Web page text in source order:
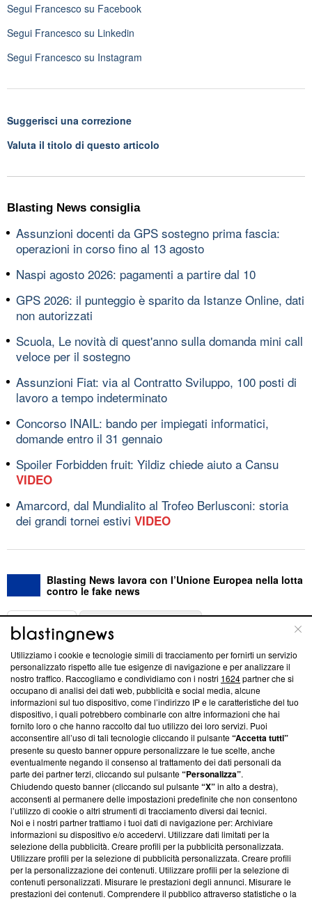
Segui Francesco su Facebook
Segui Francesco su Linkedin
Segui Francesco su Instagram
Suggerisci una correzione
Valuta il titolo di questo articolo
Blasting News consiglia
Assunzioni docenti da GPS sostegno prima fascia:
operazioni in corso fino al 13 agosto
Naspi agosto 2026: pagamenti a partire dal 10
GPS 2026: il punteggio è sparito da Istanze Online, dati
non autorizzati
Scuola, Le novità di quest'anno sulla domanda mini call
veloce per il sostegno
Assunzioni Fiat: via al Contratto Sviluppo, 100 posti di
lavoro a tempo indeterminato
Concorso INAIL: bando per impiegati informatici,
domande entro il 31 gennaio
Spoiler Forbidden fruit: Yildiz chiede aiuto a Cansu
VIDEO
Amarcord, dal Mundialito al Trofeo Berlusconi: storia
dei grandi tornei estivi VIDEO
Blasting News lavora con l’Unione Europea nella lotta
contro le fake news
ABOUT
Questa sezione offre informazioni trasparenti su Blasting
News, sui nostri processi editoriali e su come ci impegniamo a
creare news di qualità. Inoltre, afferma la nostra aderenza a
‘Trust Project - News with Integrity’Blasting News non è
ancora membro del programma, ma ha richiesto di farne
parte; Trust Project non ha ancora effettuato una verifica di
conformità agli standard.
Su di noi
Team editoriale
Corporate
Redazione
Informativa Privacy
Utilizziamo i cookie e tecnologie simili di tracciamento per fornirti un servizio
personalizzato rispetto alle tue esigenze di navigazione e per analizzare il
nostro traffico. Raccogliamo e condividiamo con i nostri 1624partner che si
occupano di analisi dei dati web, pubblicità e social media, alcune
informazioni sul tuo dispositivo, come l’indirizzo IP e le caratteristiche del tuo
dispositivo, i quali potrebbero combinarle con altre informazioni che hai
fornito loro o che hanno raccolto dal tuo utilizzo dei loro servizi. Puoi
acconsentire all’uso di tali tecnologie cliccando il pulsante“Accetta tutti”
presente su questo banner oppure personalizzare le tue scelte, anche
eventualmente negando il consenso al trattamento dei dati personali da
parte dei partner terzi, cliccando sul pulsante“Personalizza”.
Chiudendo questo banner (cliccando sul pulsante“X”in alto a destra),
acconsenti al permanere delle impostazioni predefinite che non consentono
l’utilizzo di cookie o altri strumenti di tracciamento diversi dai tecnici.
Noi e i nostri partner trattiamo i tuoi dati di navigazione per: Archiviare
informazioni su dispositivo e/o accedervi. Utilizzare dati limitati per la
selezione della pubblicità. Creare profili per la pubblicità personalizzata.
Utilizzare profili per la selezione di pubblicità personalizzata. Creare profili
per la personalizzazione dei contenuti. Utilizzare profili per la selezione di
contenuti personalizzati. Misurare le prestazioni degli annunci. Misurare le
prestazioni dei contenuti. Comprendere il pubblico attraverso statistiche o la